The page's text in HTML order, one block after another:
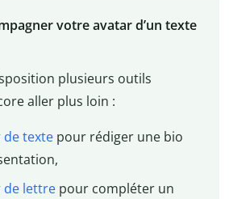
votre avatar d’un texte
plusieurs outils
aller plus loin :
de textepour rédiger une bio
de lettrepour compléter un